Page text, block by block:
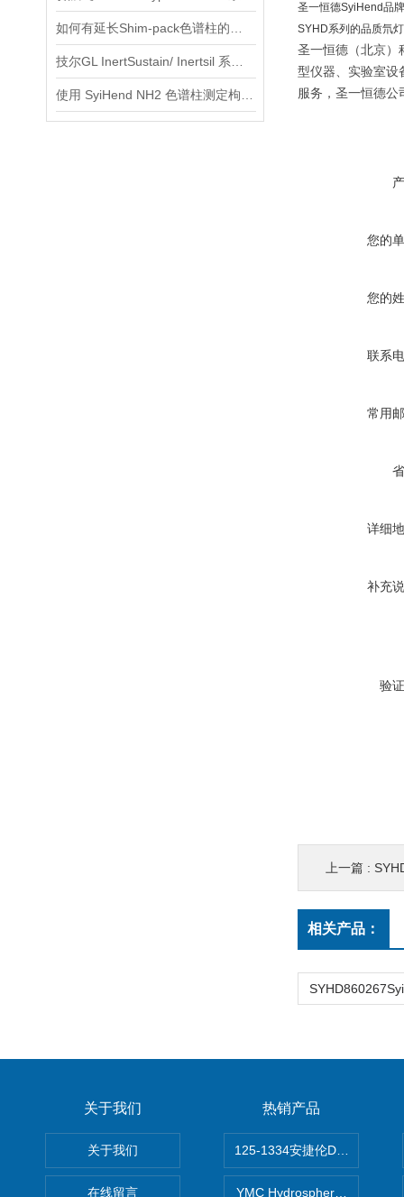
圣一恒德SyiHend品
SYHD系列的品质氘
圣一恒德（北京）
型仪器、实验室设
服务，圣一恒德公
您的
您的
联系
常用
详细
补充
验
上一篇 :
相关产品：
关于我们
关于我们
在线留言
热销产品
125-1334安捷伦DB-624色谱
YMC Hydrosphere C18亲水